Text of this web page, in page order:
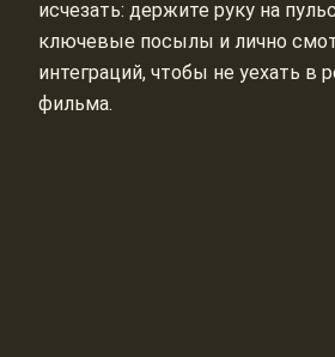
исчезать: держите руку на
ключевые посылы и лично
интеграций, чтобы не уехать в
фильма.